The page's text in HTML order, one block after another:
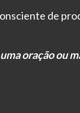
de
oração ou